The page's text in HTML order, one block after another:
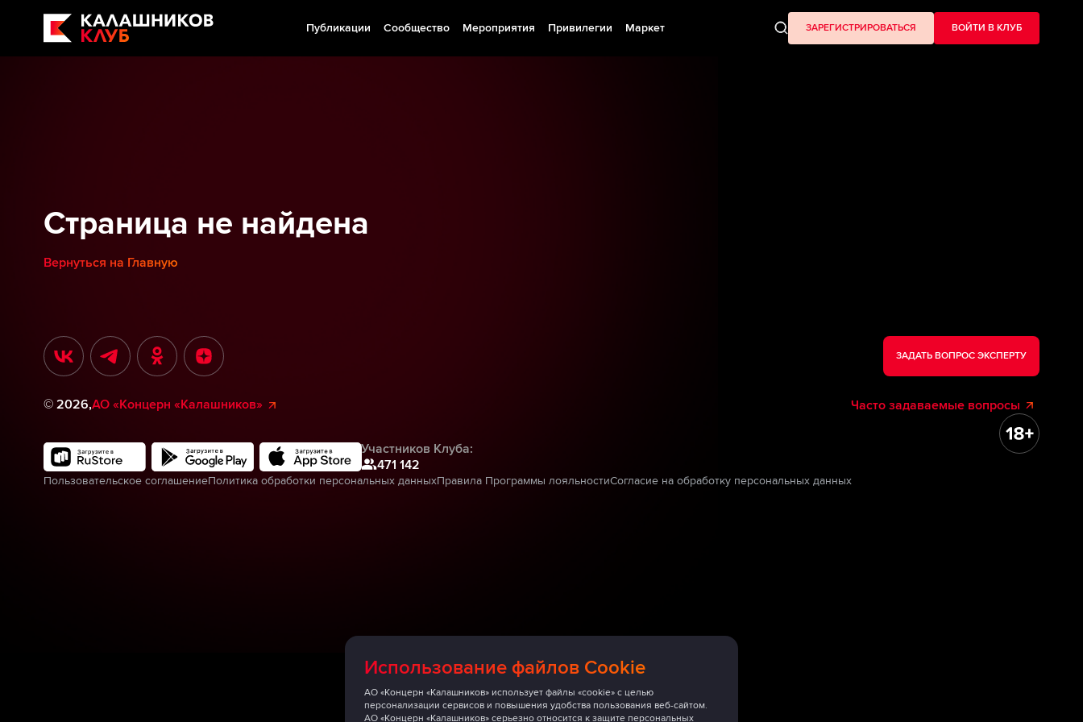
Публикации Сообщество Мероприятия Привилегии Маркет ЗАРЕГИСТРИРОВАТЬСЯ ВОЙТИ В КЛУБ
Использование файлов Cookie
АО «Концерн «Калашников» использует файлы «cookie» с целью
персонализации сервисов и повышения удобства пользования веб-сайтом.
АО «Концерн «Калашников» серьезно относится к защите персональных
Страница не найдена
Вернуться на Главную
ЗАДАТЬ ВОПРОС ЭКСПЕРТУ
© 2026,АО «Концерн «Калашников» Часто задаваемые вопросы
Участников Клуба:
471 142
Пользовательское соглашениеПолитика обработки персональных данныхПравила Программы лояльностиСогласие на обработку персональных данных